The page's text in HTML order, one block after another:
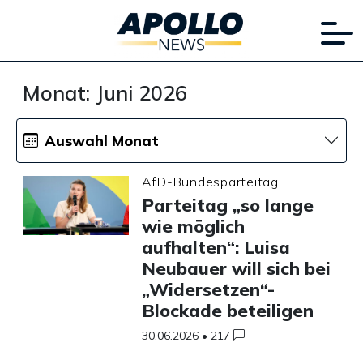
Monat: Juni 2026
Auswahl Monat
AfD-Bundesparteitag
Parteitag „so lange
wie möglich
aufhalten“: Luisa
Neubauer will sich bei
„Widersetzen“-
Blockade beteiligen
30.06.2026 • 217